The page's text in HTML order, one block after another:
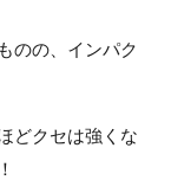
のの、インパク
どクセは強くな